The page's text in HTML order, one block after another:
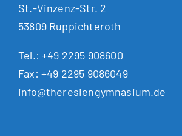
St.-Vinzenz-Str. 2
53809 Ruppichteroth
Tel.:+49 2295 908600
Fax: +49 2295 9086049
info@theresiengymnasium.de